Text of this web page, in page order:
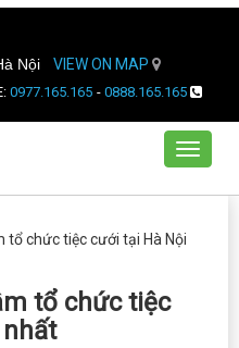
Nội
VIEW ON MAP
0977.165.165 - 0888.165.165
Toggle
tổ chức tiệc cưới tại Hà Nội
tổ chức tiệc